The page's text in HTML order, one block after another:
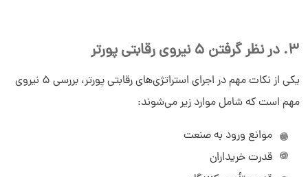
3. در نظر گرفتن 5 نیروی رقابتی پورتر
یکی از نکات مهم در اجرای استراتژی‌های رقابتی پورتر، بررسی 5 نیروی
مهم است که شامل موارد زیر می‌شوند:
موانع ورود به صنعت
قدرت خریداران